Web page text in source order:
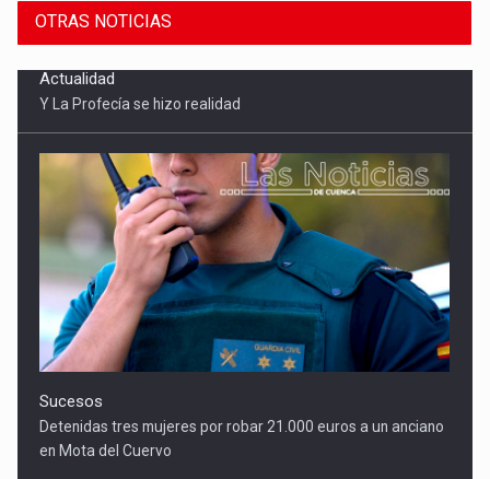
OTRAS NOTICIAS
Sucesos
Detenidas tres mujeres por robar 21.000 euros a un anciano